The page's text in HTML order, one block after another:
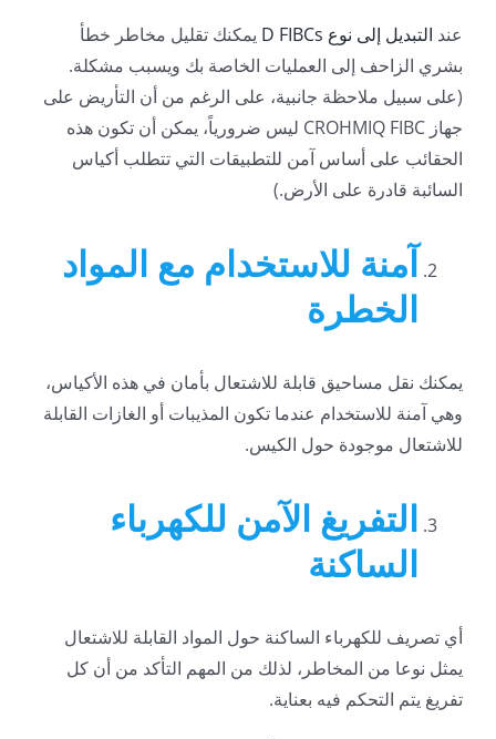
عند التبديل إلى نوع D FIBCs
يمكنك تقليل مخاطر خطأ
بشري الزاحف إلى العمليات الخاصة بك ويسبب مشكلة.
(على سبيل ملاحظة جانبية، على الرغم من أن التأريض على
جهاز CROHMIQ FIBC ليس ضرورياً، يمكن أن تكون هذه
الحقائب على أساس آمن للتطبيقات التي تتطلب أكياس
السائبة قادرة على الأرض.)
آمنة للاستخدام مع المواد
الخطرة
يمكنك نقل مساحيق قابلة للاشتعال بأمان في هذه الأكياس،
وهي آمنة للاستخدام عندما تكون المذيبات أو الغازات القابلة
للاشتعال موجودة حول الكيس.
التفريغ الآمن للكهرباء
الساكنة
أي تصريف للكهرباء الساكنة حول المواد القابلة للاشتعال
يمثل نوعا من المخاطر، لذلك من المهم التأكد من أن كل
تفريغ يتم التحكم فيه بعناية.